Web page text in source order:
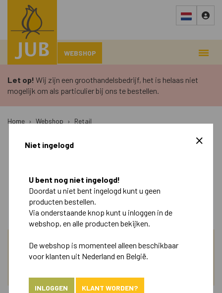
WEBSHOP
Let op! Wij zijn een groothandelsbedrijf, het is helaas niet
mogelijk om als particulier bij ons te bestellen.
Home › Webshop › Retail
Najaar
Retail
Landscape
Niet ingelogd
U bent nog niet ingelogd!
Doordat u niet bent ingelogd kunt u geen
producten bestellen.
Via onderstaande knop kunt u inloggen in de
webshop, en alle producten bekijken.
De webshop is momenteel alleen beschikbaar
voor klanten uit Nederland en België.
INLOGGEN KLANT WORDEN?